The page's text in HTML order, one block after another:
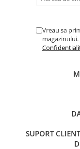
Vreau sa
SUPORT